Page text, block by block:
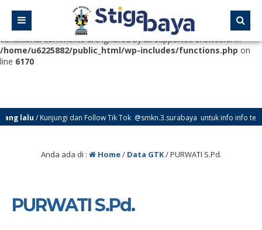
Deprecated
: Function WP_Dependencies->add_data() was called
with an argument that is
deprecated
since version 6.9.0! IE
conditional comments are ignored by all supported browsers. in
/home/u6225882/public_html/wp-includes/functions.php on
line 6170
lalu/ Kunjungi dan Follow Tik Tok @smkn.3.surabaya untuk info info
Anda ada di : Home/ Data GTK/PURWATI S.Pd.
PURWATI S.Pd.